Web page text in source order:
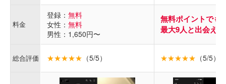
料金
登録： 無料
女性： 無料
男性：1,650円〜
無料ポイントでも
最大9人と出会え
総合評価 ★★★★★ （5/5） ★★★★★ （5/5）